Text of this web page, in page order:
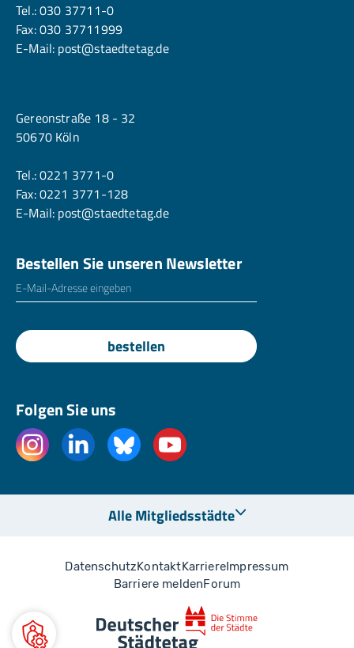
Tel.:030 37711-0
Fax: 030 37711999
E-Mail: post@staedtetag.de
Gereonstraße 18 - 32
50670 Köln
Tel.:0221 3771-0
Fax: 0221 3771-128
E-Mail: post@staedtetag.de
Bestellen Sie unseren Newsletter
E-Mailadresse
bestellen
Folgen Sie uns
Alle Mitgliedsstädte
DatenschutzKontaktKarriereImpressum
Barriere meldenForum